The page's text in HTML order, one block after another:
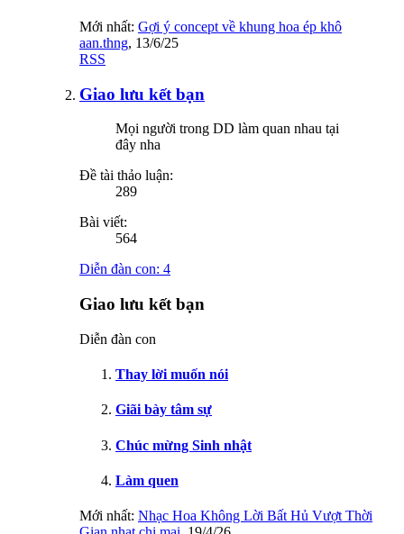
Mới nhất: Gợi ý concept về khung hoa ép khô
aan.thng, 13/6/25
RSS
Giao lưu kết bạn
Mọi người trong DD làm quan nhau tại
đây nha
Đề tài thảo luận:
289
Bài viết:
564
Diễn đàn con: 4
Giao lưu kết bạn
Diễn đàn con
Thay lời muốn nói
Giãi bày tâm sự
Chúc mừng Sinh nhật
Làm quen
Mới nhất: Nhạc Hoa Không Lời Bất Hủ Vượt Thời